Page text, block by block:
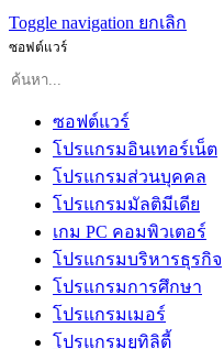
Toggle navigation ยกเลิก
ซอฟต์แวร์
ซอฟต์แวร์
โปรแกรมอินเทอร์เน็ต
โปรแกรมส่วนบุคคล
โปรแกรมมัลติมีเดีย
เกม PC คอมพิวเตอร์
โปรแกรมบริหารธุรกิจ
โปรแกรมการศึกษา
โปรแกรมเมอร์
โปรแกรมยูทิลิตี้